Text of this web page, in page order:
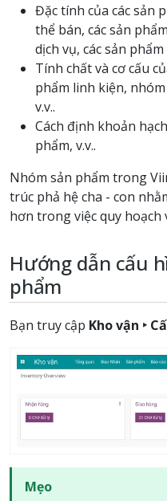
Đặc tính của các sản
thể bán, các sản
dịch vụ, các sản phẩm
Tính chất và cơ cấu
phẩm linh kiện,
v.v..
Cách định khoản
phẩm, v.v..
Nhóm sản phẩm trong
trúc phả hệ cha - con
hơn trong việc quy hoạch
Hướng dẫn cấu
phẩm
Bạn truy cập Kho vận ‣
Mẹo